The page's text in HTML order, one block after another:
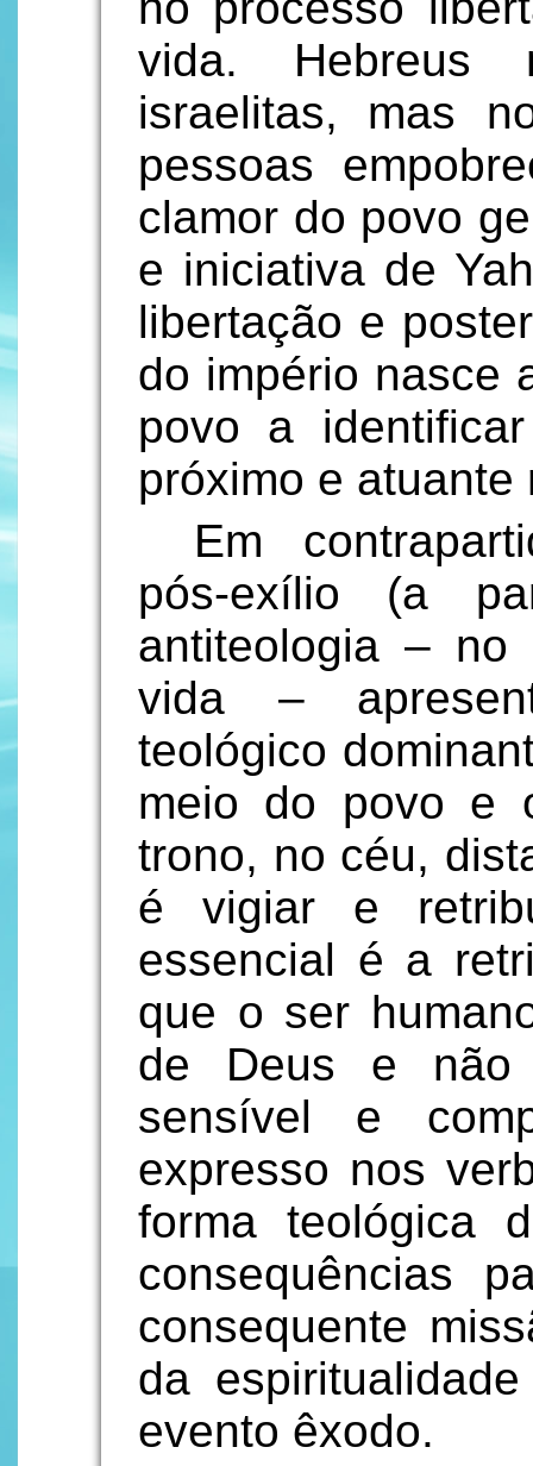
vida.
israelitas, mas
pessoas
clamor do povo
e iniciativa de
libertação e
do império nasce
povo a
próximo e atuante
Em
pós-exílio (a
antiteologia –
vida –
teológico
meio do povo e
trono, no céu,
é vigiar e
essencial é a
que o ser
de Deus e não
sensível e
expresso nos
forma teológica
consequências
consequente
da
evento êxodo.